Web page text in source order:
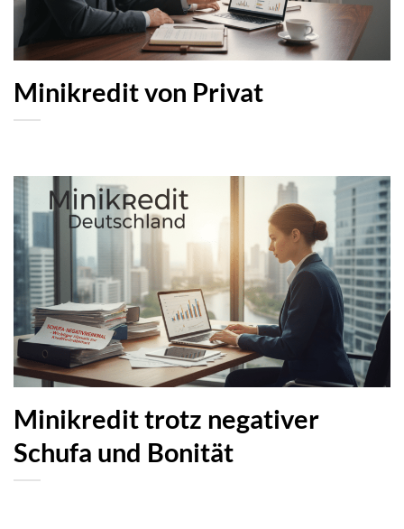
Minikredit von Privat
Minikredit trotz negativer
Schufa und Bonität